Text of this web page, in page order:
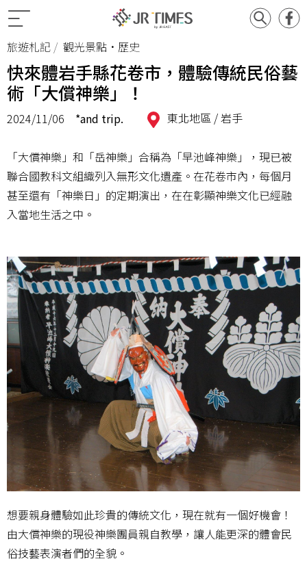
旅遊札記 觀光景點•歷史
快來體岩手縣花卷市，體驗傳統民俗藝
術「大償神樂」！
2024/11/06 *and trip. 東北地區 /岩手
「大償神樂」和「岳神樂」合稱為「早池峰神樂」，現已被
聯合國教科文組織列入無形文化遺產。在花卷市內，每個月
甚至還有「神樂日」的定期演出，在在彰顯神樂文化已經融
入當地生活之中。
想要親身體驗如此珍貴的傳統文化，現在就有一個好機會！
由大償神樂的現役神樂團員親自教學，讓人能更深的體會民
俗技藝表演者們的全貌。